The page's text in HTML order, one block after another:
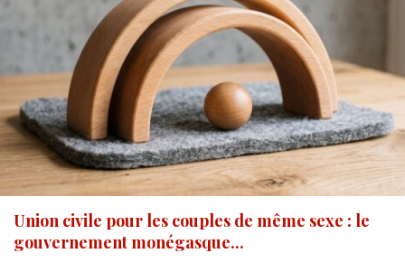
Union civile pour les couples de même sexe : le
gouvernement monégasque...